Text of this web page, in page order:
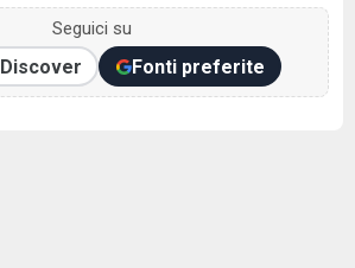
Seguici su
Discover Fonti preferite